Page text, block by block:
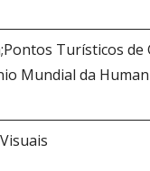
Turísticos
Mundial da